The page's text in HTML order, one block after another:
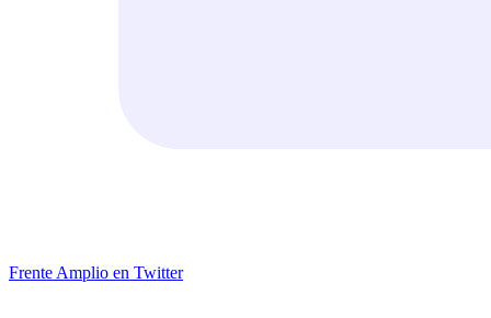
Frente Amplio en Twitter